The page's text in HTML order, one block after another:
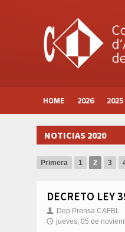
HOME 2026 2025
NOTICIAS 2020
Primera 1 2 3
DECRETO
👤 Dep.Prensa CAFBL
🕔 jueves, 05 de